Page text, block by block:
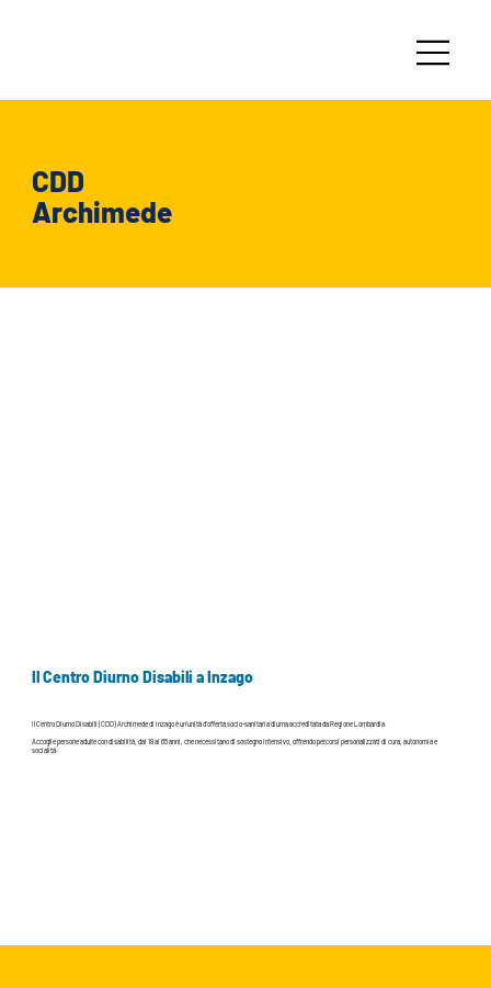
CDD
Archimede
Il Centro Diurno Disabili a Inzago
Il Centro Diurno Disabili (CDD) Archimede di Inzago è un’unità d’offerta socio-sanitaria diurna accreditata da Regione Lombardia.
Accoglie persone adulte con disabilità, dai 18 ai 65 anni, che necessitano di sostegno intensivo, offrendo percorsi personalizzati di cura, autonomia e
socialità.